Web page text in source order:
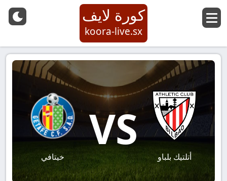
كورة لايف
koora-live.sx
أتلتيك بلباو
VS
خيتافي